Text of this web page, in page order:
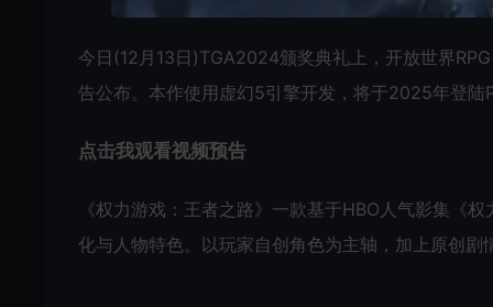
今日(12月13日)TGA2024颁奖典礼上，开放世界
告公布。本作使用虚幻5引擎开发，将于2025年登陆
点击我观看视频预告
《权力游戏：王者之路》一款基于HBO人气影集《
化与人物特色。以玩家自创角色为主轴，加上原创